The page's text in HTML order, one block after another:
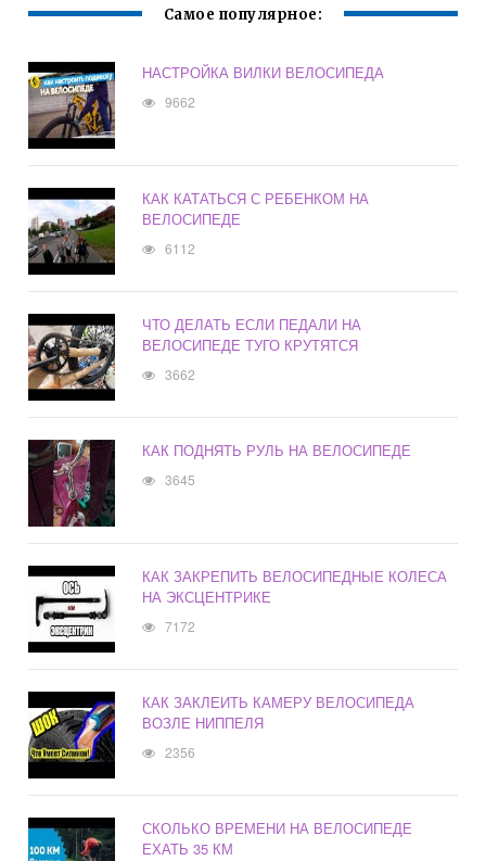
Самое популярное:
НАСТРОЙКА ВИЛКИ ВЕЛОСИПЕДА
9662
КАК КАТАТЬСЯ С РЕБЕНКОМ НА
ВЕЛОСИПЕДЕ
6112
ЧТО ДЕЛАТЬ ЕСЛИ ПЕДАЛИ НА
ВЕЛОСИПЕДЕ ТУГО КРУТЯТСЯ
3662
КАК ПОДНЯТЬ РУЛЬ НА ВЕЛОСИПЕДЕ
3645
КАК ЗАКРЕПИТЬ ВЕЛОСИПЕДНЫЕ КОЛЕСА
НА ЭКСЦЕНТРИКЕ
7172
КАК ЗАКЛЕИТЬ КАМЕРУ ВЕЛОСИПЕДА
ВОЗЛЕ НИППЕЛЯ
2356
СКОЛЬКО ВРЕМЕНИ НА ВЕЛОСИПЕДЕ
ЕХАТЬ 35 КМ